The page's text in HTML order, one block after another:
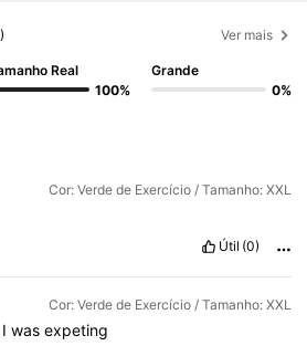
Ver mais
Real
100%
Grande
0%
Cor: Verde de Exercício / Tamanho: XXL
Útil (0)
Cor: Verde de Exercício / Tamanho: XXL
Iwasexpeting